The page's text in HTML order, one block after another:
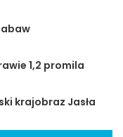
1,2 promila
krajobraz Jasła